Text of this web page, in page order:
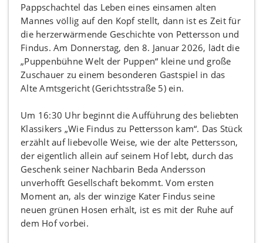
Pappschachtel das Leben eines einsamen alten
Mannes völlig auf den Kopf stellt, dann ist es Zeit für
die herzerwärmende Geschichte von Pettersson und
Findus. Am Donnerstag, den 8. Januar 2026, lädt die
„Puppenbühne Welt der Puppen“ kleine und große
Zuschauer zu einem besonderen Gastspiel in das
Alte Amtsgericht (Gerichtsstraße 5) ein.
Um 16:30 Uhr beginnt die Aufführung des beliebten
Klassikers „Wie Findus zu Pettersson kam“. Das Stück
erzählt auf liebevolle Weise, wie der alte Pettersson,
der eigentlich allein auf seinem Hof lebt, durch das
Geschenk seiner Nachbarin Beda Andersson
unverhofft Gesellschaft bekommt. Vom ersten
Moment an, als der winzige Kater Findus seine
neuen grünen Hosen erhält, ist es mit der Ruhe auf
dem Hof vorbei.